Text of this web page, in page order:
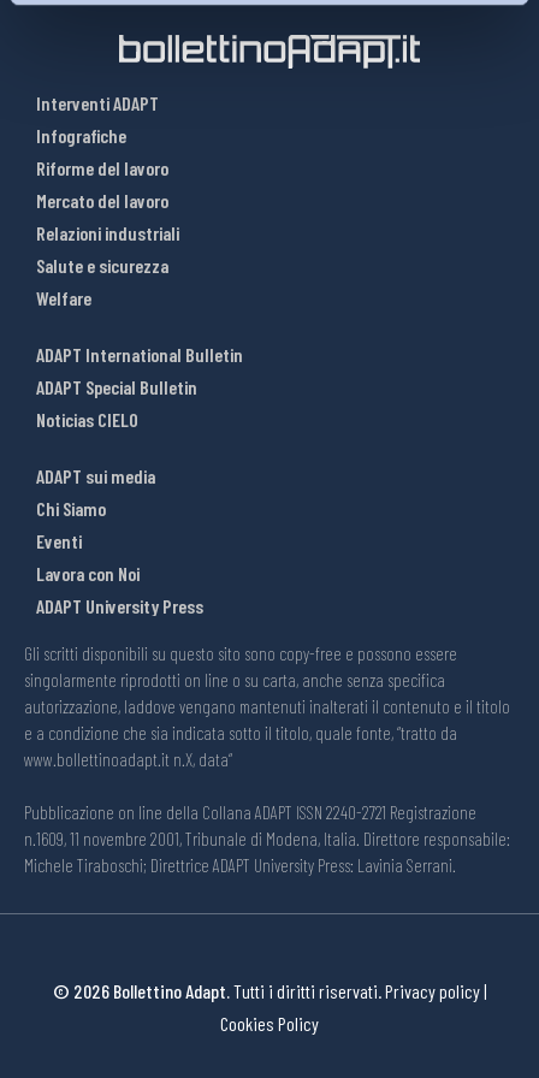
Interventi ADAPT
Infografiche
Riforme del lavoro
Mercato del lavoro
Relazioni industriali
Salute e sicurezza
Welfare
ADAPT International Bulletin
ADAPT Special Bulletin
Noticias CIELO
ADAPT sui media
Chi Siamo
Eventi
Lavora con Noi
ADAPT University Press
Gli scritti disponibili su questo sito sono copy-free e possono essere
singolarmente riprodotti on line o su carta, anche senza specifica
autorizzazione, laddove vengano mantenuti inalterati il contenuto e il titolo
e a condizione che sia indicata sotto il titolo, quale fonte, “tratto da
www.bollettinoadapt.it n.X, data“
Pubblicazione on line della Collana ADAPT ISSN 2240-2721 Registrazione
n.1609, 11 novembre 2001, Tribunale di Modena, Italia. Direttore responsabile:
Michele Tiraboschi; Direttrice ADAPT University Press: Lavinia Serrani.
© 2026 Bollettino Adapt.Tutti i diritti riservati.Privacy policy|
Cookies Policy